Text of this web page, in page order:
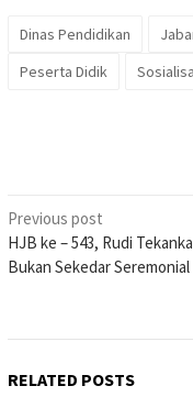
Dinas Pendidikan
Peserta Didik
Post
navigation
Previous post
HJB ke – 543, Rudi
Bukan Sekedar Seremonial
RELATED POSTS